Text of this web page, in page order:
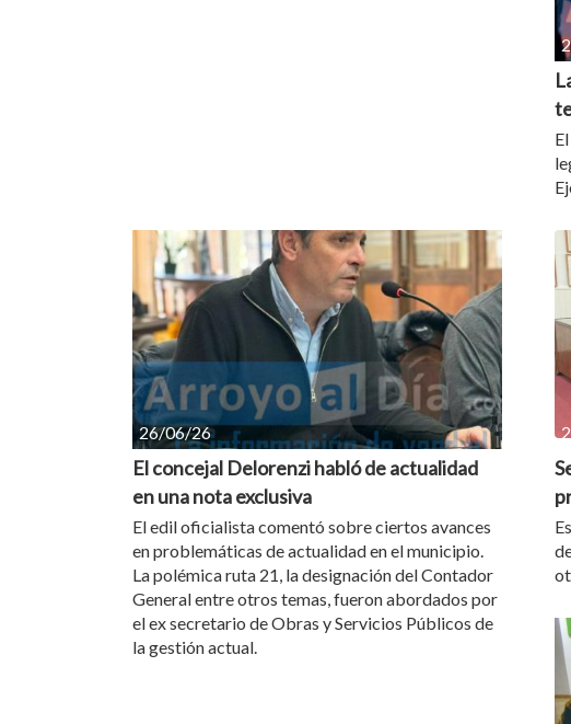
26/06/26
El concejal Delorenzi habló de actualidad
en una nota exclusiva
El edil oficialista comentó sobre ciertos avances
en problemáticas de actualidad en el municipio.
La polémica ruta 21, la designación del Contador
General entre otros temas, fueron abordados por
el ex secretario de Obras y Servicios Públicos de
la gestión actual.